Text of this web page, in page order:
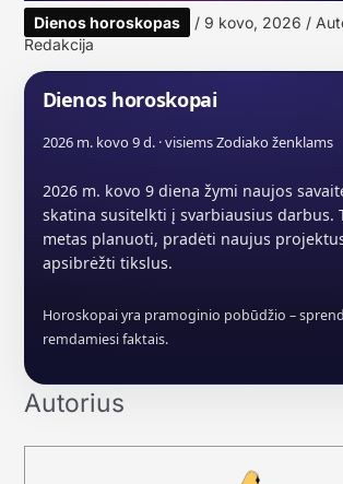
Dienos horoskopas / 9 kovo, 2026 /
Redakcija
Dienos horoskopai
2026 m. kovo 9 d. · visiems Zodiako ženklams
2026 m. kovo 9 diena žymi naujos
skatina susitelkti į svarbiausius darbus.
metas planuoti, pradėti naujus
apsibrėžti tikslus.
Horoskopai yra pramoginio pobūdžio –
remdamiesi faktais.
Autorius